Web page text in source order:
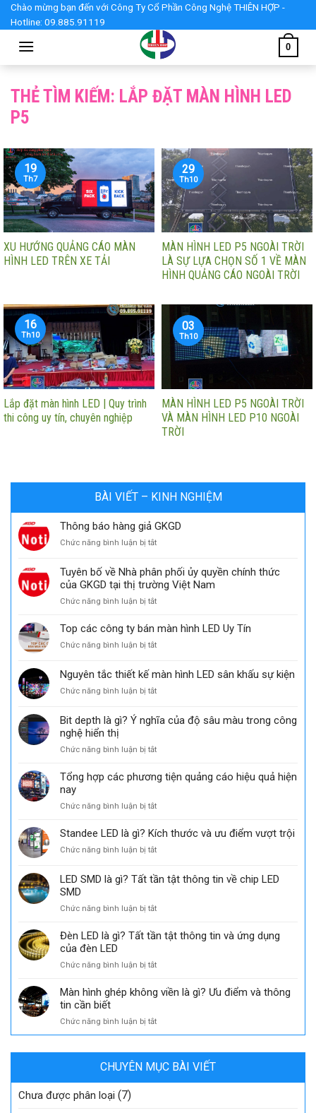
Skip
content
Chào mừng bạn đến với Công Ty Cổ Phần Công Nghệ THIÊN HỢP -
Hotline: 09.885.91119
0
THẺ TÌM KIẾM: LẮP ĐẶT MÀN HÌNH LED
P5
XU HƯỚNG QUẢNG CÁO MÀN
HÌNH LED TRÊN XE TẢI
19
Th7
MÀN HÌNH LED P5 NGOÀI TRỜI
LÀ SỰ LỰA CHỌN SỐ 1 VỀ MÀN
HÌNH QUẢNG CÁO NGOÀI TRỜI
29
Th10
Lắp đặt màn hình LED | Quy trình
thi công uy tín, chuyên nghiệp
16
Th10
MÀN HÌNH LED P5 NGOÀI TRỜI
VÀ MÀN HÌNH LED P10 NGOÀI
TRỜI
03
Th10
BÀI VIẾT – KINH NGHIỆM
Thông báo hàng giả GKGD
Chức năng bình luận bị tắtở
hàng
giả
GKGD
Tuyên bố về Nhà phân phối ủy quyền chính thức
của GKGD tại thị trường Việt Nam
Chức năng bình luận bị tắtở
bố
Nhà
phối
quyền
thức
trường
Nam
Top các công ty bán màn hình LED Uy Tín
Chức năng bình luận bị tắtở
các
công
ty
màn
Uy
Nguyên tắc thiết kế màn hình LED sân khấu sự kiện
Chức năng bình luận bị tắtở
tắc
thiết
màn
LED
sự
Bit depth là gì? Ý nghĩa của độ sâu màu trong công
nghệ hiển thị
Chức năng bình luận bị tắtở
depth
là
Ý
của
trong
nghệ
Tổng hợp các phương tiện quảng cáo hiệu quả hiện
nay
Chức năng bình luận bị tắtở
hợp
phương
quảng
quả
nay
Standee LED là gì? Kích thước và ưu điểm vượt trội
Chức năng bình luận bị tắtở
LED
là
Kích
và
vượt
LED SMD là gì? Tất tần tật thông tin về chip LED
SMD
Chức năng bình luận bị tắtở
SMD
Tất
tật
LED
SMD
Đèn LED là gì? Tất tần tật thông tin và ứng dụng
của đèn LED
Chức năng bình luận bị tắtở
LED
là
Tất
tần
thông
tin
và
Màn hình ghép không viền là gì? Ưu điểm và thông
tin cần biết
Chức năng bình luận bị tắtở
Màn
không
viền
CHUYÊN MỤC BÀI VIẾT
Chưa được phân loại (7)